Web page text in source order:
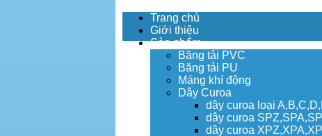
Trang chủ
Giới thiệu
Sản phẩm
Băng tải PVC
Băng tải PU
Máng khí động
Dây Curoa
dây curoa loại
dây curoa
dây curoa